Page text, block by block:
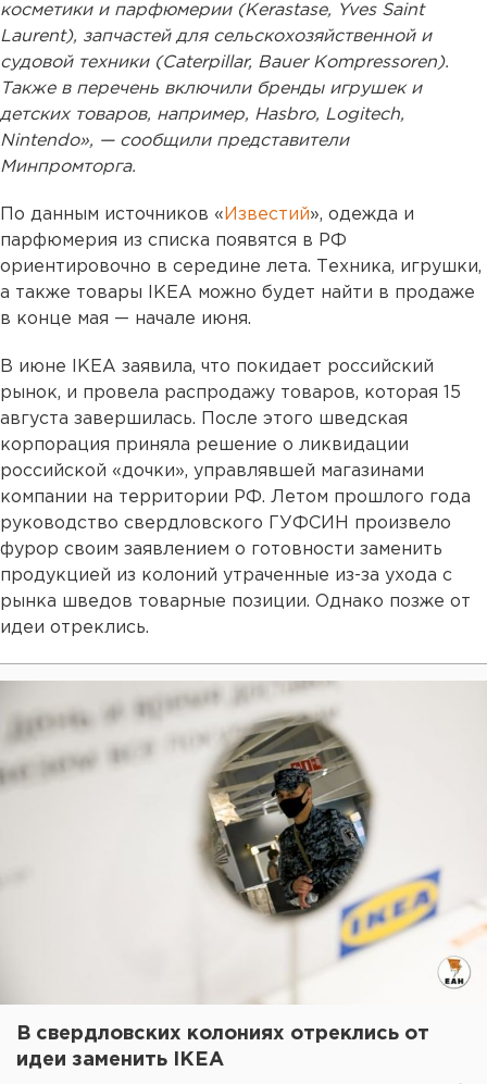
косметики и парфюмерии (Kerastase, Yves Saint
Laurent), запчастей для сельскохозяйственной и
судовой техники (Caterpillar, Bauer Kompressoren).
Также в перечень включили бренды игрушек и
детских товаров, например, Hasbro, Logitech,
Nintendo», — сообщили представители
Минпромторга.
По данным источников « Известий», одежда и
парфюмерия из списка появятся в РФ
ориентировочно в середине лета. Техника, игрушки,
а также товары IKEA можно будет найти в продаже
в конце мая — начале июня.
В июне IKEA заявила, что покидает российский
рынок, и провела распродажу товаров, которая 15
августа завершилась. После этого шведская
корпорация приняла решение о ликвидации
российской «дочки», управлявшей магазинами
компании на территории РФ. Летом прошлого года
руководство свердловского ГУФСИН произвело
фурор своим заявлением о готовности заменить
продукцией из колоний утраченные из-за ухода с
рынка шведов товарные позиции. Однако позже от
идеи отреклись.
В свердловских колониях отреклись от
идеи заменить IKЕА